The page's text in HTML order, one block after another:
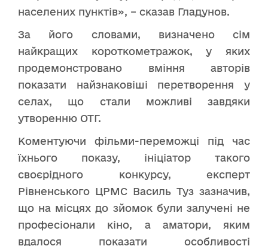
населених пунктів», – сказав Гладунов.
За його словами, визначено сім
найкращих короткометражок, у яких
продемонстровано вміння авторів
показати найзнаковіші перетворення у
селах, що стали можливі завдяки
утворенню ОТГ.
Коментуючи фільми-переможці під час
їхнього показу, ініціатор такого
своєрідного конкурсу, експерт
Рівненського ЦРМС Василь Туз зазначив,
що на місцях до зйомок були залучені не
професіонали кіно, а аматори, яким
вдалося показати особливості